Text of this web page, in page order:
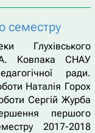
семестру
Глухівського
Ковпака СНАУ
ради.
Наталія Горох
Сергій Журба
першого
2017-2018